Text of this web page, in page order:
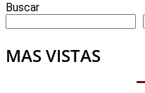
Buscar
MAS VISTAS